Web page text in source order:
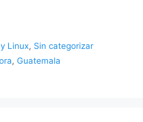
Linux, Sin categorizar
, Guatemala